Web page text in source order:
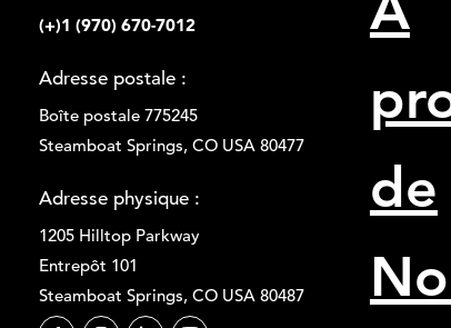
(+)1 (970) 670-7012
Adresse postale :
Boîte postale 775245
Steamboat Springs, CO USA 80477
Adresse physique :
1205 Hilltop Parkway
Entrepôt 101
Steamboat Springs, CO USA 80487
de